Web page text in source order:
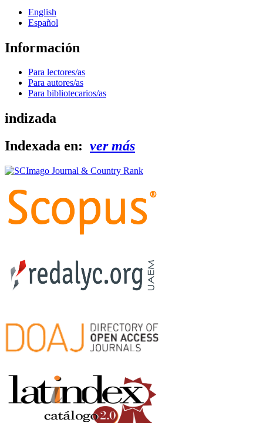
English
Español
Información
Para lectores/as
Para autores/as
Para bibliotecarios/as
indizada
Indexada en: ver más